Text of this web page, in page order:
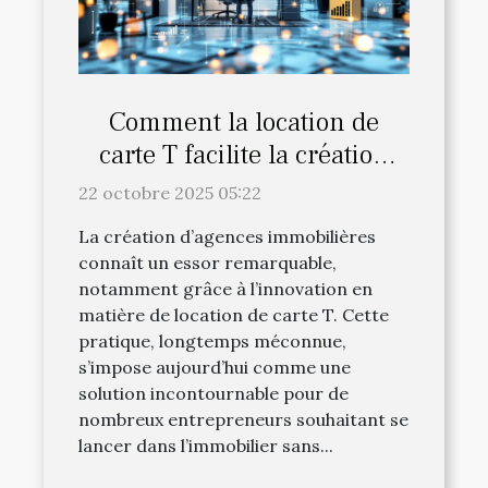
Comment la location de
carte T facilite la création
d'agences immobilières ?
22 octobre 2025 05:22
La création d’agences immobilières
connaît un essor remarquable,
notamment grâce à l’innovation en
matière de location de carte T. Cette
pratique, longtemps méconnue,
s’impose aujourd’hui comme une
solution incontournable pour de
nombreux entrepreneurs souhaitant se
lancer dans l’immobilier sans...